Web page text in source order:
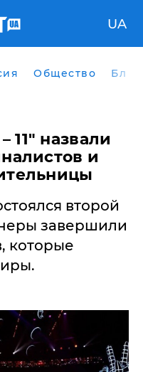
UA
Общество
11" назвали
и
второй
завершили
которые